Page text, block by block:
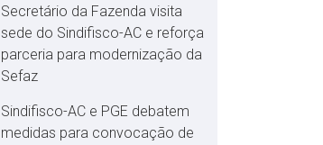
Secretário da Fazenda visita
sede do Sindifisco-AC e reforça
parceria para modernização da
Sefaz
Sindifisco-AC e PGE debatem
medidas para convocação de